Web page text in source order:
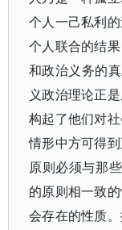
个人一己私利
个人联合的结
和政治义务的
义政治理论正
构起了他们对
情形中方可得
原则必须与那
的原则相一致
会存在的性质